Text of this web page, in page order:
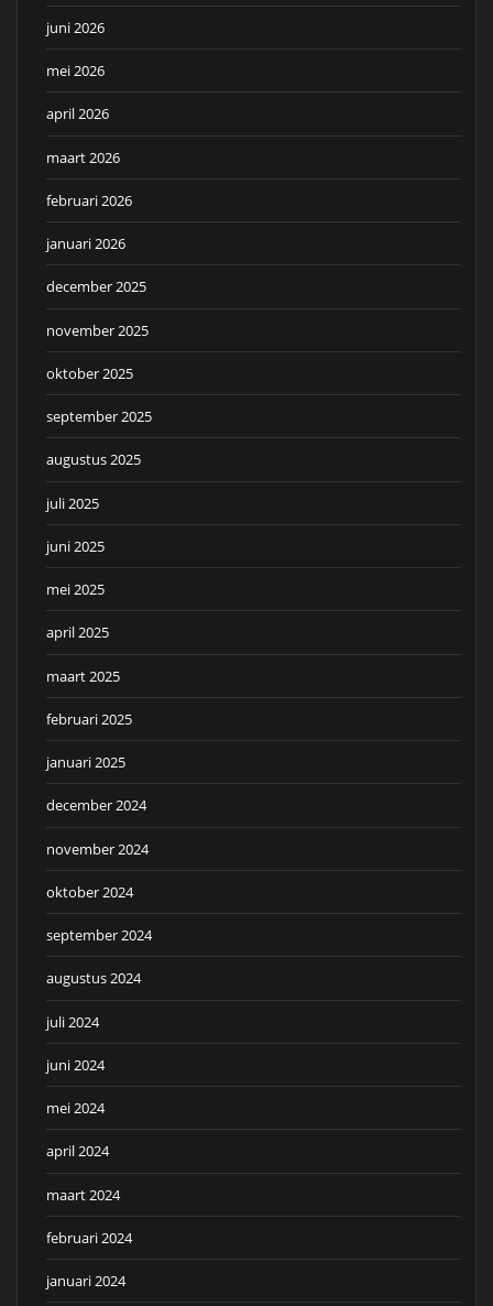
juni 2026
mei 2026
april 2026
maart 2026
februari 2026
januari 2026
december 2025
november 2025
oktober 2025
september 2025
augustus 2025
juli 2025
juni 2025
mei 2025
april 2025
maart 2025
februari 2025
januari 2025
december 2024
november 2024
oktober 2024
september 2024
augustus 2024
juli 2024
juni 2024
mei 2024
april 2024
maart 2024
februari 2024
januari 2024